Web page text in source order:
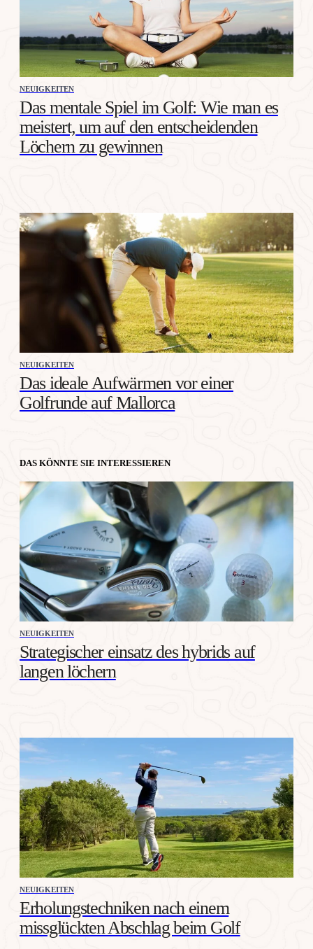
NEUIGKEITEN
Das mentale Spiel im Golf: Wie man es
meistert, um auf den entscheidenden
Löchern zu gewinnen
NEUIGKEITEN
Das ideale Aufwärmen vor einer
Golfrunde auf Mallorca
DAS KÖNNTE SIE INTERESSIEREN
NEUIGKEITEN
Strategischer einsatz des hybrids auf
langen löchern
NEUIGKEITEN
Erholungstechniken nach einem
missglückten Abschlag beim Golf